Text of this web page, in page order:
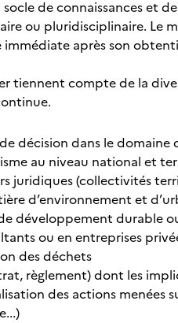
de connaissances et
ou pluridisciplinaire. Le
après son
tiennent compte de la
décision dans le
au niveau national et
juridiques (collectivités
d’environnement et
développement durable
ou en entreprises
des déchets
règlement) dont les
des actions menées